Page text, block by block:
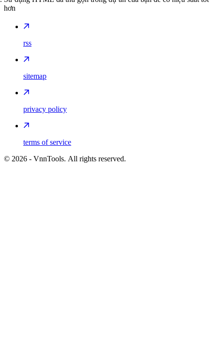
hơn
rss
sitemap
privacy policy
terms of service
© 2026 - VnnTools. All rights reserved.